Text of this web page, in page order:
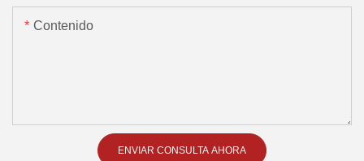
Contenido
ENVIAR CONSULTA AHORA